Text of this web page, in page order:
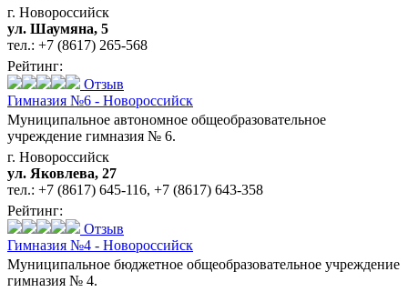
г. Новороссийск
ул. Шаумяна, 5
тел.: +7 (8617) 265-568
Рейтинг:
Отзыв
Гимназия №6 - Новороссийск
Муниципальное автономное общеобразовательное
учреждение гимназия № 6.
г. Новороссийск
ул. Яковлева, 27
тел.: +7 (8617) 645-116, +7 (8617) 643-358
Рейтинг:
Отзыв
Гимназия №4 - Новороссийск
Муниципальное бюджетное общеобразовательное учреждение
гимназия № 4.